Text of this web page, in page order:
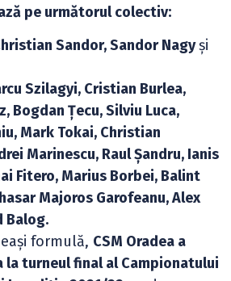
pe următorul colectiv:
Sandor, Sandor Nagyși
Szilagyi, Cristian Burlea,
Bogdan Țecu, Silviu Luca,
Mark Tokai, Christian
Marinescu, Raul Șandru, Ianis
Fitero, Marius Borbei, Balint
Majoros Garofeanu, Alex
Balog.
formulă, CSM Oradea a
turneul final al Campionatului